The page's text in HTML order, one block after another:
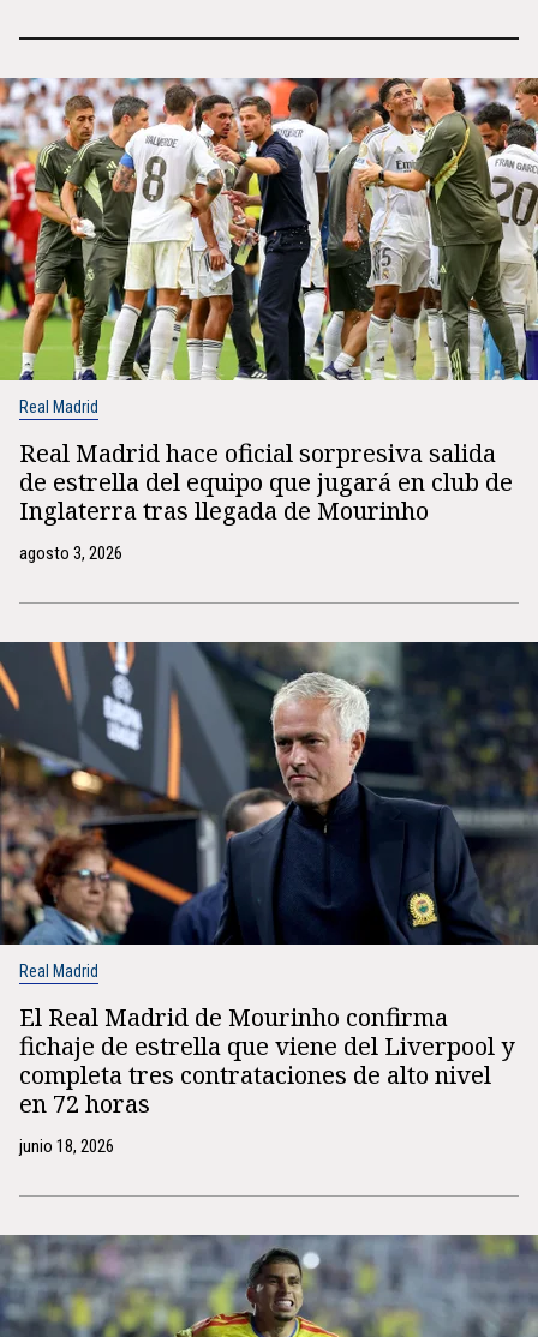
Real Madrid
Real Madrid hace oficial sorpresiva salida
de estrella del equipo que jugará en club de
Inglaterra tras llegada de Mourinho
agosto 3, 2026
Real Madrid
El Real Madrid de Mourinho confirma
fichaje de estrella que viene del Liverpool y
completa tres contrataciones de alto nivel
en 72 horas
junio 18, 2026